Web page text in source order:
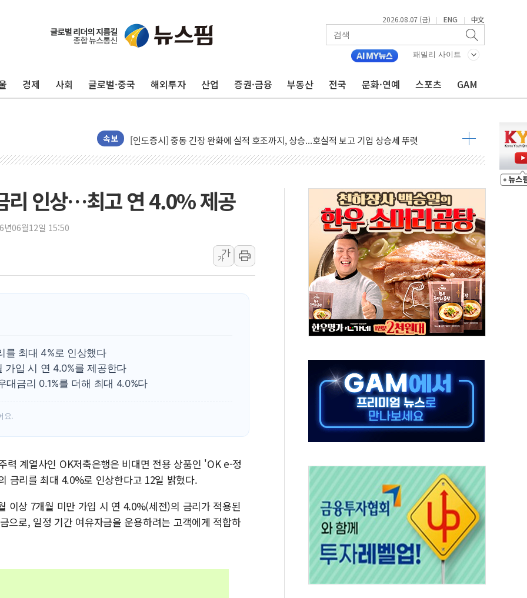
2026.08.07 (금) | ENG | 中文
패밀리 사이트
경제 사회 글로벌·중국 해외투자 산업 증권·금융 부동산 전국 문화·연예 스포츠 GAM
속보
구광모, 내주 실리콘밸리서 젠슨 황 재회…로봇·AI 데이터센터·모빌리티 구체화
뉴욕증시 개장 전 특징주...모더나·아이온큐·도어대시↑ VS 샌디스크·피그마·앱러빈↓
뉴욕증시 프리뷰, 미 주가선물 AI주 차익실현 속 혼조세...웨스턴디지털·샌디스크↓
청와대, 북한 단거리 탄도미사일 발사에 긴급 안보 점검회의
[인도증시] 중동 긴장 완화에 실적 호조까지, 상승...호실적 보고 기업 상승세 뚜렷
러, 1인칭시점 드론으로 우크라 민간인 '사파리' 공격… 시민들 공포감 극대화 전략
'월가의 황제' 다이먼 "금융시장 레버리지 위험수위…숨은 차입이 더 큰 변수"
양주 섬유염색공장서 화재 1명 중상…대응 1단계 진압 중
김정관 산업부 장관 "주 52시간 손봐야, 경쟁상대 中과 비교해야"
해군 1함대 창설 80주년…지역과 함께하는 '선봉'의 대민 봉사
[3보] 북, 원산서 동해로 단거리 탄도미사일 1발 발사… 올해 10번째·42일 만 도발
우크라 드론 전술, 중남미 콜롬비아에 새 안보 위기… 반군·마약카르텔이 습득해 전투 활용
동해해경, 독도 해상서 부유물 감긴 어선 구조
주한미군 "오산기지 누출, 백린 아닌 무해한 표면 부식 물질"
구미 폐염산처리업체서 불 2시간30여분만에 진화...외국인 노동자 숨져
강원도 폭염특보 11일째…온열질환·가축 피해 최소화 '총력 대응'
리 인상…최고 연 4.0% 제공
년06월12일 15:50
가
가
를 최대 4%로 인상했다
입 시 연 4.0%를 제공한다
금리 0.1%를 더해 최대 4.0%다
요.
계열사인 OK저축은행은 비대면 전용 상품인 'OK e-정
금리를 최대 4.0%로 인상한다고 12일 밝혔다.
이상 7개월 미만 가입 시 연 4.0%(세전)의 금리가 적용된
으로, 일정 기간 여유자금을 운용하려는 고객에게 적합하